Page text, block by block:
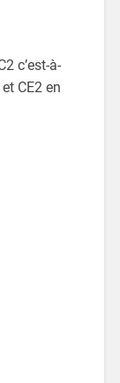
c’est-à-
CE2 en